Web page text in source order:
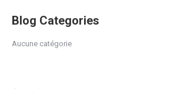
Blog Categories
Aucune catégorie